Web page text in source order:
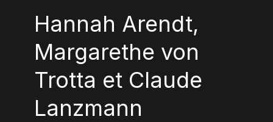
Hannah Arendt,
Margarethe von
Trotta et Claude
Lanzmann